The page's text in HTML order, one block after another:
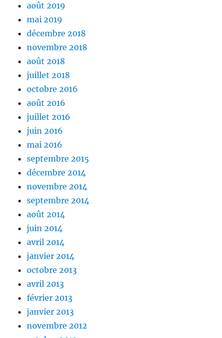
août 2019
mai 2019
décembre 2018
novembre 2018
août 2018
juillet 2018
octobre 2016
août 2016
juillet 2016
juin 2016
mai 2016
septembre 2015
décembre 2014
novembre 2014
septembre 2014
août 2014
juin 2014
avril 2014
janvier 2014
octobre 2013
avril 2013
février 2013
janvier 2013
novembre 2012